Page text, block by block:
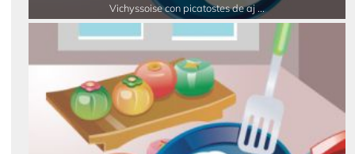
Vichyssoise con picatostes de aj ...